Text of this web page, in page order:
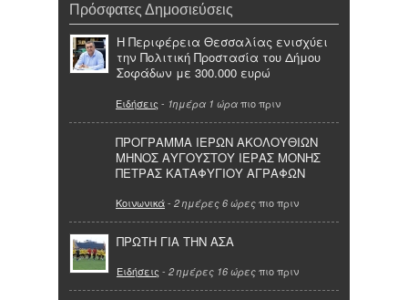
Πρόσφατες Δημοσιεύσεις
Η Περιφέρεια Θεσσαλίας ενισχύει
την Πολιτική Προστασία του Δήμου
Σοφάδων με 300.000 ευρώ
Ειδήσεις - 1ημέρα 1 ώρα πιο πριν
ΠΡΟΓΡΑΜΜΑ ΙΕΡΩΝ ΑΚΟΛΟΥΘΙΩΝ
ΜΗΝΟΣ ΑΥΓΟΥΣΤΟΥ ΙΕΡΑΣ ΜΟΝΗΣ
ΠΕΤΡΑΣ ΚΑΤΑΦΥΓΙΟΥ ΑΓΡΑΦΩΝ
Κοινωνικά- 2 ημέρες 6 ώρες πιο πριν
ΠΡΩΤΗ ΓΙΑ ΤΗΝ ΑΣΑ
Ειδήσεις - 2 ημέρες 16 ώρες πιο πριν